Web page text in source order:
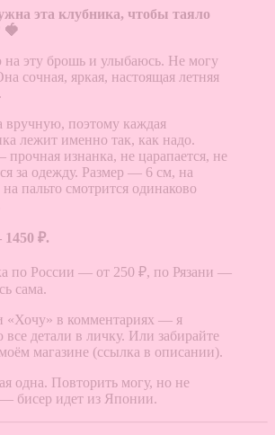
эта клубника, чтобы таяло
🍓
эту брошь и улыбаюсь. Не могу
сочная, яркая, настоящая летняя
поэтому каждая
лежит именно так, как надо.
изнанка, не царапается, не
за одежду. Размер — 6 см, на
пальто смотрится одинаково
₽.
по России — от 250 ₽, по Рязани —
сама.
в комментариях — я
детали в личку. Или забирайте
магазине (ссылка в описании).
одна. Повторить могу, но не
бисер идет из Японии.